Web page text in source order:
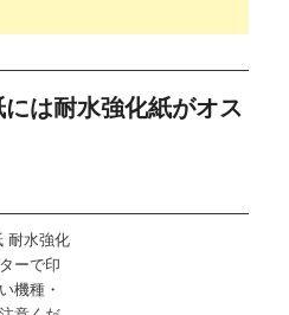
は耐水強化紙がオス
耐水強化
ーで印
機種・